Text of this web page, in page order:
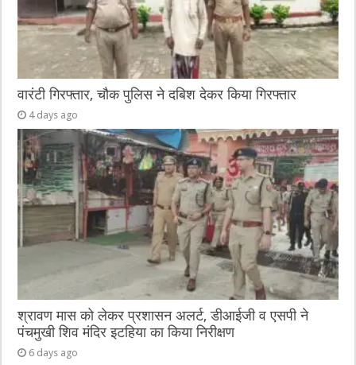
वारंटी गिरफ्तार, चौक पुलिस ने दबिश देकर किया गिरफ्तार
4 days ago
श्रावण मास को लेकर प्रशासन अलर्ट, डीआईजी व एसपी ने
पंचमुखी शिव मंदिर इटहिया का किया निरीक्षण
6 days ago